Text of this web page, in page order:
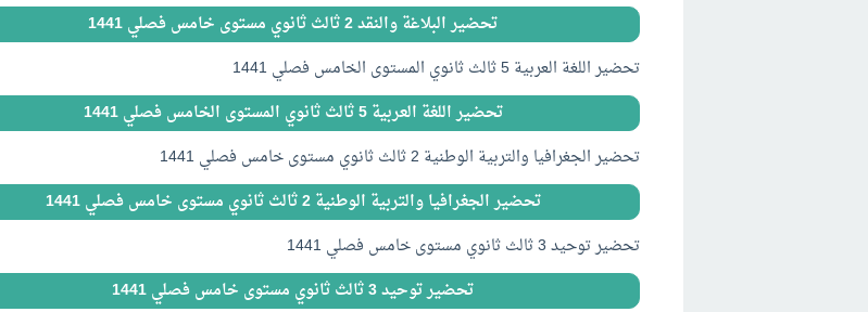
تحضير البلاغة والنقد 2 ثالث ثانوي مستوى خامس فصلي 1441
تحضير اللغة العربية 5 ثالث ثانوي المستوى الخامس فصلي 1441
تحضير اللغة العربية 5 ثالث ثانوي المستوى الخامس فصلي 1441
تحضير الجغرافيا والتربية الوطنية 2 ثالث ثانوي مستوى خامس فصلي 1441
تحضير الجغرافيا والتربية الوطنية 2 ثالث ثانوي مستوى خامس فصلي 1441
تحضير توحيد 3 ثالث ثانوي مستوى خامس فصلي 1441
تحضير توحيد 3 ثالث ثانوي مستوى خامس فصلي 1441